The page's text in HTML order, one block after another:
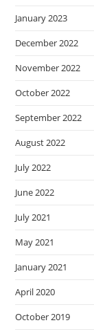
January 2023
December 2022
November 2022
October 2022
September 2022
August 2022
July 2022
June 2022
July 2021
May 2021
January 2021
April 2020
October 2019